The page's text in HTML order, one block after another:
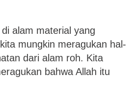
alam material yang
mungkin meragukan hal-
dari alam roh. Kita
bahwa Allah itu